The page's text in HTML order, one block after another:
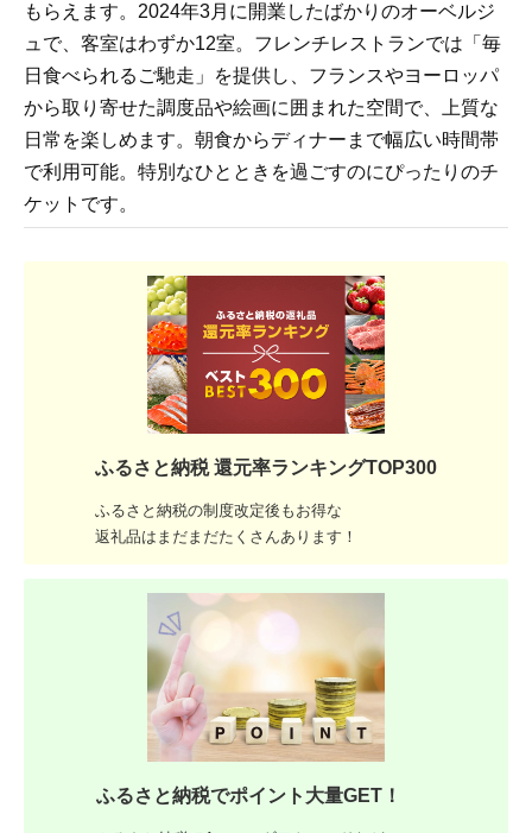
もらえます。2024年3月に開業したばかりのオーベルジ
ュで、客室はわずか12室。フレンチレストランでは「毎
日食べられるご馳走」を提供し、フランスやヨーロッパ
から取り寄せた調度品や絵画に囲まれた空間で、上質な
日常を楽しめます。朝食からディナーまで幅広い時間帯
で利用可能。特別なひとときを過ごすのにぴったりのチ
ケットです。
ふるさと納税 還元率ランキングTOP300
ふるさと納税の制度改定後もお得な
返礼品はまだまだたくさんあります！
ふるさと納税でポイント大量GET！